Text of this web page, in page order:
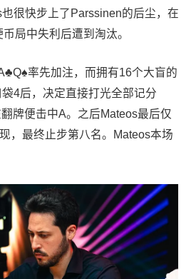
很快步上了Parssinen的后尘，在
局中失利后遭到淘汰。
率先加注，而拥有16个大盲的
4后，决定直接打光全部记分
牌便击中A。之后Mateos最后仅
，最终止步第八名。Mateos本场